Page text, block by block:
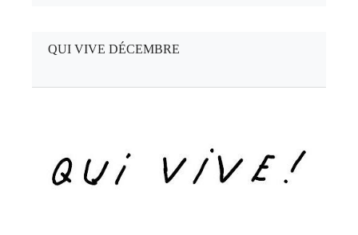
QUI VIVE DÉCEMBRE